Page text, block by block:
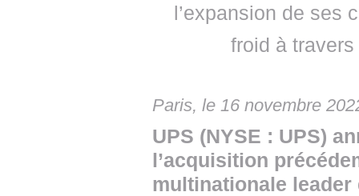
l’expansion de ses
froid à travers
Paris, le 16 novembre
UPS (NYSE : UPS)
l’acquisition
multinationale